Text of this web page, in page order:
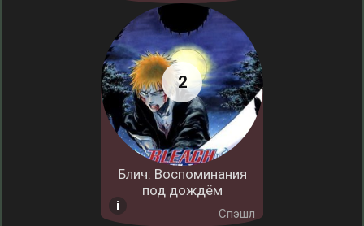
Блич: Воспоминания
под дождём
Спэшл